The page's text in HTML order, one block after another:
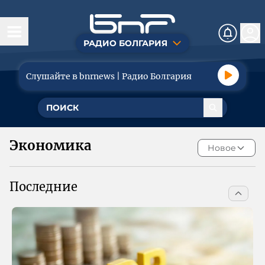
РАДИО БОЛГАРИЯ
Слушайте в bnrnews | Радио Болгария
Сегодня
Новости
Общество
Политика
Туризм
Спорт
Экономика Новое
Последние